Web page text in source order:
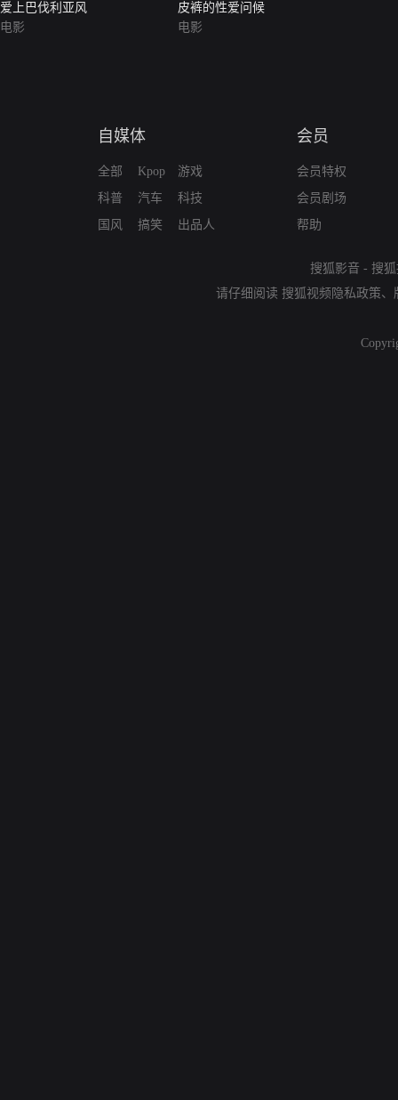
爱上巴伐利亚风
电影
皮裤的性爱问候
电影
自媒体
全部
科普
国风
Kpop
汽车
搞笑
游戏
科技
出品人
会员
会员特权
会员剧场
帮助
搜狐影音 - 搜
请仔细阅读 搜狐视频隐私政策、